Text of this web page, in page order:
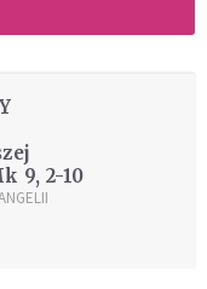
9, 2-10